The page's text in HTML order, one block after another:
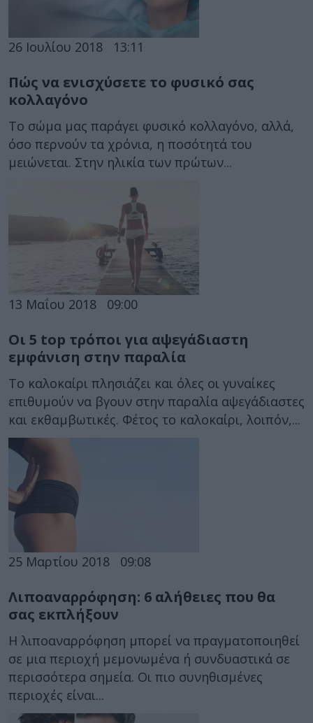
26 Ιουλίου 2018 13:11
Πώς να ενισχύσετε το φυσικό σας
κολλαγόνο
Το σώμα μας παράγει φυσικό κολλαγόνο, αλλά,
όσο περνούν τα χρόνια, η ποσότητά του
μειώνεται. Στην ηλικία των πρώτων...
13 Μαΐου 2018 09:00
Οι 5 top τρόποι για αψεγάδιαστη
εμφάνιση στην παραλία
Το καλοκαίρι πλησιάζει και όλες οι γυναίκες
επιθυμούν να βγουν στην παραλία αψεγάδιαστες
και εκθαμβωτικές. Φέτος το καλοκαίρι, λοιπόν,...
25 Μαρτίου 2018 09:08
Λιποαναρρόφηση: 6 αλήθειες που θα
σας εκπλήξουν
Η λιποαναρρόφηση μπορεί να πραγματοποιηθεί
σε μια περιοχή μεμονωμένα ή συνδυαστικά σε
περισσότερα σημεία. Οι πιο συνηθισμένες
περιοχές είναι...